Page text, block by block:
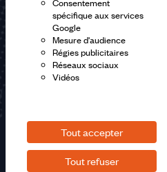
Consentement
spécifique aux services
Google
Mesure d'audience
Régies publicitaires
Réseaux sociaux
Vidéos
Tout accepter
Tout refuser
lapolitique de